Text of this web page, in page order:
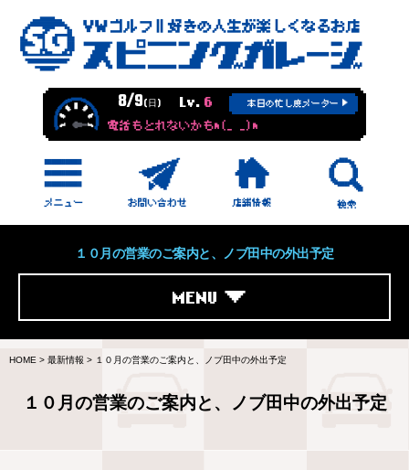
8/9(日) Lv. 6 本日の忙し度メーター
電話もとれないかもm(_ _)m
１０月の営業のご案内と、ノブ田中の外出予定
MENU
HOME > 最新情報 > １０月の営業のご案内と、ノブ田中の外出予定
１０月の営業のご案内と、ノブ田中の外出予定